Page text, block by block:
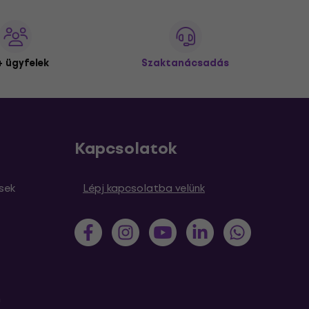
ügyfelek Szaktanácsadás
Kapcsolatok
Lépj kapcsolatba velünk